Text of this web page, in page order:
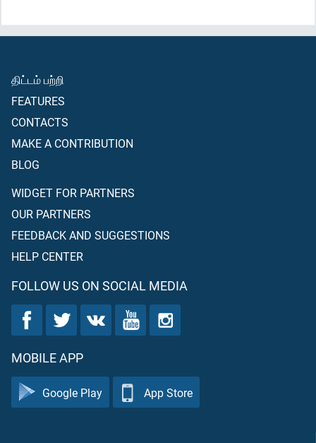
திட்டம் பற்றி
FEATURES
CONTACTS
MAKE A CONTRIBUTION
BLOG
WIDGET FOR PARTNERS
OUR PARTNERS
FEEDBACK AND SUGGESTIONS
HELP CENTER
FOLLOW US ON SOCIAL MEDIA
MOBILE APP
Google Play App Store